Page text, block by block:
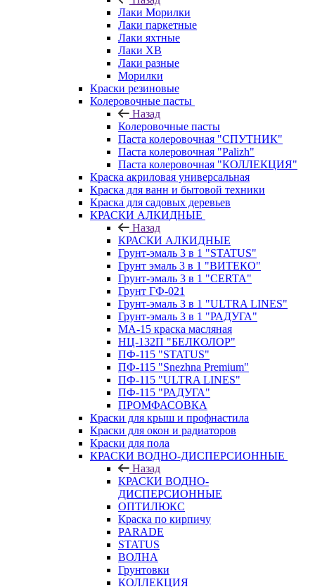
Лаки Морилки
Лаки паркетные
Лаки яхтные
Лаки ХВ
Лаки разные
Морилки
Краски резиновые
Колеровочные пасты
Назад
Колеровочные пасты
Паста колеровочная "СПУТНИК"
Паста колеровочная "Palizh"
Паста колеровочная "КОЛЛЕКЦИЯ"
Краска акриловая универсальная
Краска для ванн и бытовой техники
Краска для садовых деревьев
КРАСКИ АЛКИДНЫЕ
Назад
КРАСКИ АЛКИДНЫЕ
Грунт-эмаль 3 в 1 "STATUS"
Грунт эмаль 3 в 1 "ВИТЕКО"
Грунт-эмаль 3 в 1 "CERTA"
Грунт ГФ-021
Грунт-эмаль 3 в 1 "ULTRA LINES"
Грунт-эмаль 3 в 1 "РАДУГА"
МА-15 краска масляная
НЦ-132П "БЕЛКОЛОР"
ПФ-115 "STATUS"
ПФ-115 "Snezhna Premium"
ПФ-115 "ULTRA LINES"
ПФ-115 "РАДУГА"
ПРОМФАСОВКА
Краски для крыш и профнастила
Краски для окон и радиаторов
Краски для пола
КРАСКИ ВОДНО-ДИСПЕРСИОННЫЕ
Назад
КРАСКИ ВОДНО-
ДИСПЕРСИОННЫЕ
ОПТИЛЮКС
Краска по кирпичу
PARADE
STATUS
ВОЛНА
Грунтовки
КОЛЛЕКЦИЯ